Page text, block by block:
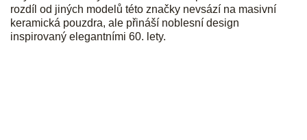
d
a
c
rozdíl od jiných modelů této značky nevsází na masivní
keramická pouzdra, ale přináší noblesní design
inspirovaný elegantními 60. lety.